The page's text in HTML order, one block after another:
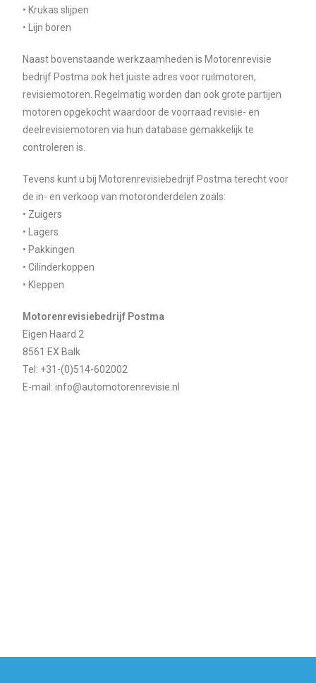
• Krukas slijpen
• Lijn boren
Naast bovenstaande werkzaamheden is Motorenrevisie
bedrijf Postma ook het juiste adres voor ruilmotoren,
revisiemotoren. Regelmatig worden dan ook grote partijen
motoren opgekocht waardoor de voorraad revisie- en
deelrevisiemotoren via hun database gemakkelijk te
controleren is.
Tevens kunt u bij Motorenrevisiebedrijf Postma terecht voor
de in- en verkoop van motoronderdelen zoals:
• Zuigers
• Lagers
• Pakkingen
• Cilinderkoppen
• Kleppen
Motorenrevisiebedrijf Postma
Eigen Haard 2
8561 EX Balk
Tel: +31-(0)514-602002
E-mail: info@automotorenrevisie.nl